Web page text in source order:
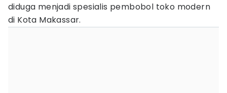
diduga menjadi spesialis pembobol toko modern
di Kota Makassar.